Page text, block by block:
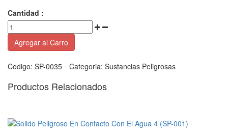
Cantidad :
Agregar al Carro
Codigo: SP-0035 Categoria: Sustancias Peligrosas
Productos Relacionados